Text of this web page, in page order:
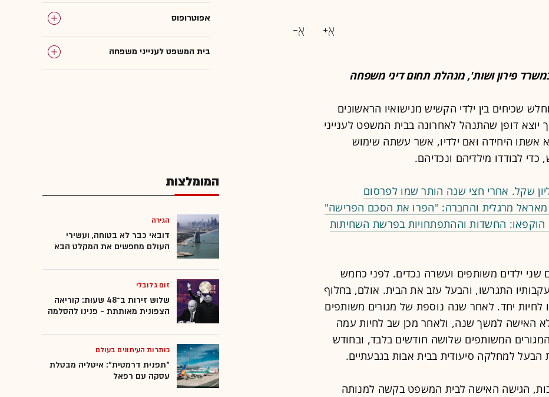
פירון ושות', מנהלת תחום דיני משפחה
שכיחים בין ילדי הקשיש מנישואיו הראשונים
יוצא דופן שהתנהל לאחרונה בבית המשפט לענייני
אשתו היחידה ואם ילדיו, אשר עשתה שימוש
לבודדו מילדיהם ונכדיהם.
מאראל מרגלית והחברה: "הפרו את הסכם הפרישה"
הוקפאו: החשדות וההתפתחויות בפרשת השחיתות
75, הבעל בן 78, ולהם שני ילדים משותפים ועשרה נכדים. לפני כחמש
התגרשו, והבעל עזב את הבית. אולם, בחלוף
יחד. לאחר שנה נוספת של מגורים משותפים
האישה למשך שנה, ולאחר מכן שב לחיות עמה
המשותפים שלושה חודשים בלבד, ובחודש
הגישה האישה לבית המשפט בקשה למנותה
אפוטרופוס
בית המשפט לענייני משפחה
המומלצות
הגירה
דובאי כבר לא בטוחה, ועשירי
העולם מחפשים את המקלט הבא
זום גלובלי
שלוש זירות ב־48 שעות: קוריאה
הצפונית מאותתת - פנינו להסלמה
כותרות העיתונים בעולם
"תפנית דרמטית": איטליה מבטלת
עסקה עם רפאל